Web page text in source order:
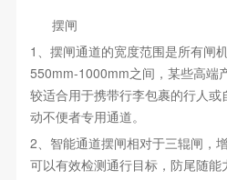
摆闸
1、摆闸通道的宽度范围是所有闸
550mm-1000mm之间，某些高端
较适合用于携带行李包裹的行人
动不便者专用通道。
2、智能通道摆闸相对于三辊闸，
可以有效检测通行目标，防尾随能